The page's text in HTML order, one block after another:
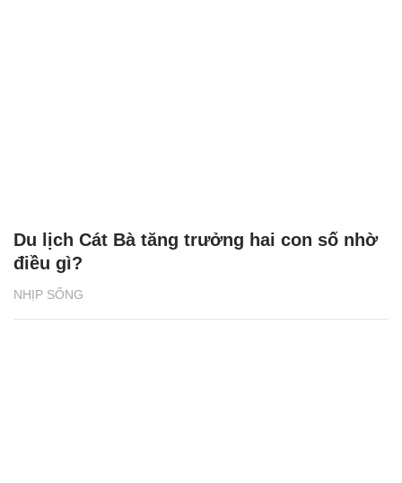
NHỊP SỐNG
Du lịch Cát Bà tăng trưởng hai con số nhờ
điều gì?